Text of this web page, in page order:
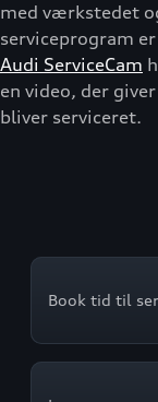
med værkstedet
serviceprogram
Audi ServiceCam
en video, der
bliver serviceret.
Book tid til